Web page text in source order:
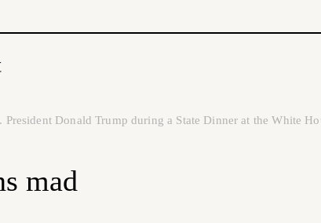
President Donald Trump during a State Dinner at the White
mad